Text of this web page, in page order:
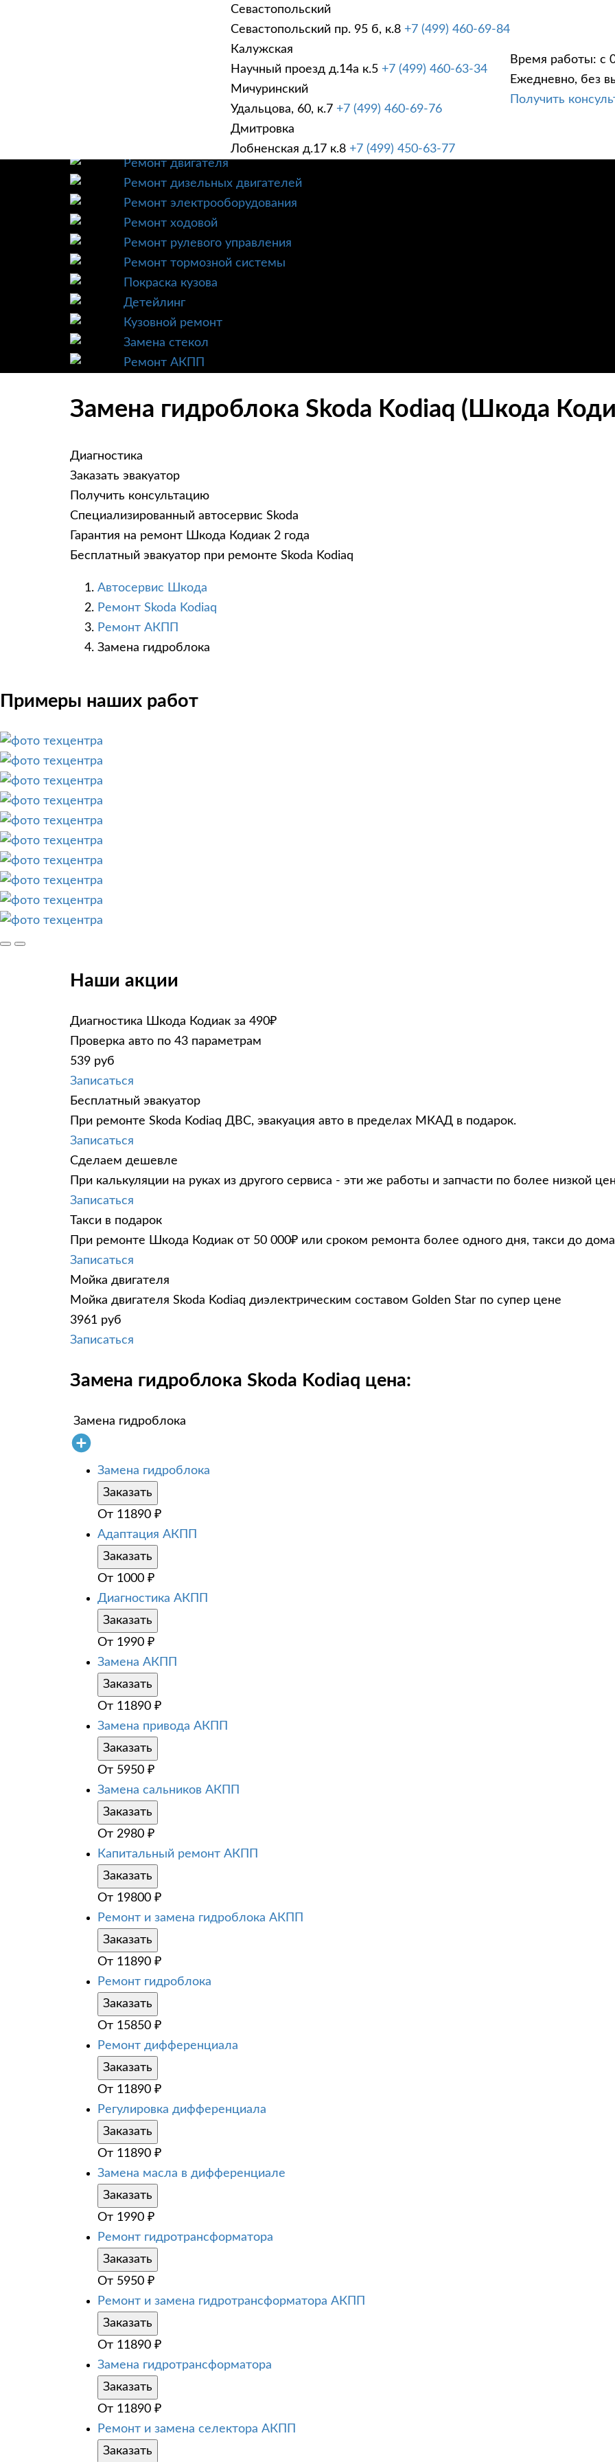
Севастопольский
Севастопольский пр. 95 б, к.8 +7 (499) 460-69-84
Калужская
Научный проезд д.14а к.5 +7 (499) 460-63-34
Мичуринский
Удальцова, 60, к.7 +7 (499) 460-69-76
Дмитровка
Лобненская д.17 к.8 +7 (499) 450-63-77
Время работы: с
Ежедневно, без
Получить
УСЛУГИ
Техническое обслуживание
Ремонт трансмиссии
Ремонт двигателя
Ремонт дизельных двигателей
Ремонт электрооборудования
Ремонт ходовой
Ремонт рулевого управления
Ремонт тормозной системы
Покраска кузова
Детейлинг
Кузовной ремонт
Замена стекол
Ремонт АКПП
Замена гидроблока Skoda Kodiaq (Шкода
Диагностика
Заказать эвакуатор
Получить консультацию
Специализированный автосервис Skoda
Гарантия на ремонт Шкода Кодиак 2 года
Бесплатный эвакуатор при ремонте Skoda Kodiaq
Автосервис Шкода
Ремонт Skoda Kodiaq
Ремонт АКПП
Замена гидроблока
Примеры наших работ
Наши акции
Диагностика Шкода Кодиак за 490₽
Проверка авто по 43 параметрам
539 руб
Записаться
Бесплатный эвакуатор
При ремонте Skoda Kodiaq ДВС, эвакуация авто в пределах МКАД в подарок.
Записаться
Сделаем дешевле
При калькуляции на руках из другого сервиса - эти же работы и запчасти по более низкой
Записаться
Такси в подарок
При ремонте Шкода Кодиак от 50 000₽ или сроком ремонта более одного дня, такси до
Записаться
Мойка двигателя
Мойка двигателя Skoda Kodiaq диэлектрическим составом Golden Star по супер цене
3961 руб
Записаться
Замена гидроблока Skoda Kodiaq цена:
Замена гидроблока
Замена гидроблока
Заказать
От 11890 ₽
Адаптация АКПП
Заказать
От 1000 ₽
Диагностика АКПП
Заказать
От 1990 ₽
Замена АКПП
Заказать
От 11890 ₽
Замена привода АКПП
Заказать
От 5950 ₽
Замена сальников АКПП
Заказать
От 2980 ₽
Капитальный ремонт АКПП
Заказать
От 19800 ₽
Ремонт и замена гидроблока АКПП
Заказать
От 11890 ₽
Ремонт гидроблока
Заказать
От 15850 ₽
Ремонт дифференциала
Заказать
От 11890 ₽
Регулировка дифференциала
Заказать
От 11890 ₽
Замена масла в дифференциале
Заказать
От 1990 ₽
Ремонт гидротрансформатора
Заказать
От 5950 ₽
Ремонт и замена гидротрансформатора АКПП
Заказать
От 11890 ₽
Замена гидротрансформатора
Заказать
От 11890 ₽
Ремонт и замена селектора АКПП
Заказать